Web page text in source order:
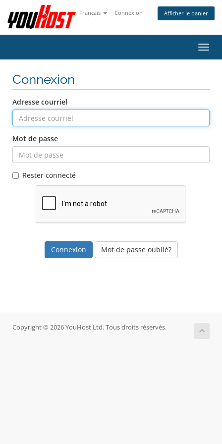
Français Connexion Afficher le panier
la
Connexion
Adresse courriel
Mot de passe
Rester connecté
Mot de passe oublié?
Copyright © 2026 YouHost Ltd. Tous droits réservés.